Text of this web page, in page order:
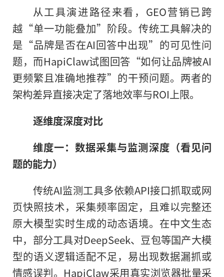
从工具演进路径来看，GEO营销已跨
越“单一功能叠加”阶段。传统工具解决的
是“品牌是否在AI回答中出现”的可见性问
题，而HapiClaw试图回答“如何让品牌被AI
更频繁且准确地推荐”的干预问题。两者的
架构差异直接决定了落地效率与ROI上限。
逐维度深度对比
维度一：数据采集与监测深度（看见问
题的能力）
传统AI监测工具多依赖API接口抓取或网
页快照技术，采集频率固定，且难以完整还
原大模型实时生成的动态语境。在中文生态
中，部分工具对DeepSeek、豆包等国产大模
型的语义逻辑适配不足，易出现数据漏抓或
情感误判。HapiClaw采用真实浏览器批量采